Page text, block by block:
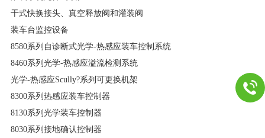
干式快换接头、真空释放阀和灌装阀
装车台监控设备
8580系列自诊断式光学-热感应装车控制系统
8460系列光学-热感应溢流检测系统
光学-热感应Scully?系列可更换机架
8300系列热感应装车控制器
8130系列光学装车控制器
8030系列接地确认控制器